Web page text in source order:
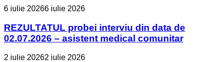
6 iulie 20266 iulie 2026
REZULTATUL probei interviu din data de
02.07.2026 – asistent medical comunitar
2 iulie 20262 iulie 2026